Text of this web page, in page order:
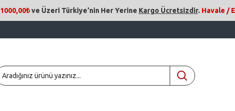
1000,00₺ve Üzeri Türkiye'nin Her Yerine Kargo Ücretsizdir. Havale /